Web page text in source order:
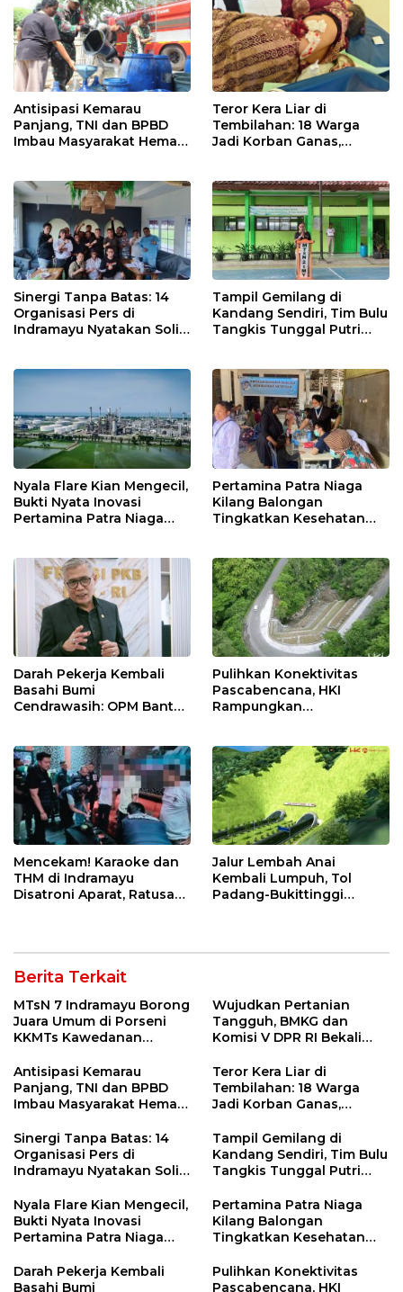
Antisipasi Kemarau
Panjang, TNI dan BPBD
Imbau Masyarakat Hemat
Teror Kera Liar di
Tembilahan: 18 Warga
Jadi Korban Ganas,
Sinergi Tanpa Batas: 14
Organisasi Pers di
Indramayu Nyatakan Solid
Tampil Gemilang di
Kandang Sendiri, Tim Bulu
Tangkis Tunggal Putri
Jatibarang 2026
Nyala Flare Kian Mengecil,
Bukti Nyata Inovasi
Pertamina Patra Niaga
Pertamina Patra Niaga
Kilang Balongan
Tingkatkan Kesehatan
Rutin dan Edukasi
Perawatan Gigi
Darah Pekerja Kembali
Basahi Bumi
Cendrawasih: OPM Bantai
Pulihkan Konektivitas
Pascabencana, HKI
Rampungkan
Mencekam! Karaoke dan
THM di Indramayu
Disatroni Aparat, Ratusan
Jalur Lembah Anai
Kembali Lumpuh, Tol
Padang-Bukittinggi
Berita Terkait
MTsN 7 Indramayu Borong
Juara Umum di Porseni
KKMTs Kawedanan
Wujudkan Pertanian
Tangguh, BMKG dan
Komisi V DPR RI Bekali
Sekolah Lapang Iklim
Antisipasi Kemarau
Panjang, TNI dan BPBD
Imbau Masyarakat Hemat
Kebakaran
Teror Kera Liar di
Tembilahan: 18 Warga
Jadi Korban Ganas,
12 Jahitan!
Sinergi Tanpa Batas: 14
Organisasi Pers di
Indramayu Nyatakan Solid
Tampil Gemilang di
Kandang Sendiri, Tim Bulu
Tangkis Tunggal Putri
Juara Porseni KKMTs
Jatibarang 2026
Nyala Flare Kian Mengecil,
Bukti Nyata Inovasi
Pertamina Patra Niaga
Net Zero Emission 2060
Pertamina Patra Niaga
Kilang Balongan
Tingkatkan Kesehatan
Pemeriksaan Kesehatan
Rutin dan Edukasi
Darah Pekerja Kembali
Basahi Bumi
Pulihkan Konektivitas
Pascabencana, HKI